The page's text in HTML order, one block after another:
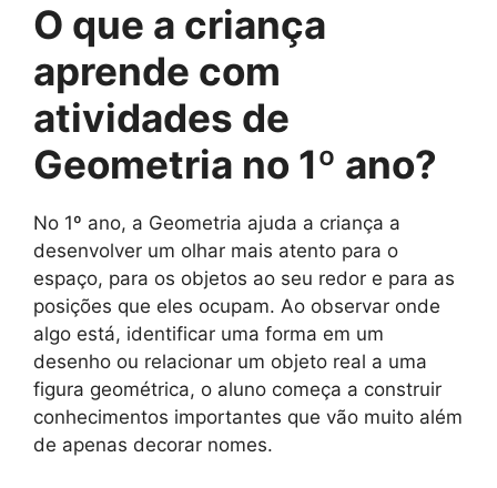
O que a criança
aprende com
atividades de
Geometria no 1º ano?
No 1º ano, a Geometria ajuda a criança a
desenvolver um olhar mais atento para o
espaço, para os objetos ao seu redor e para as
posições que eles ocupam. Ao observar onde
algo está, identificar uma forma em um
desenho ou relacionar um objeto real a uma
figura geométrica, o aluno começa a construir
conhecimentos importantes que vão muito além
de apenas decorar nomes.